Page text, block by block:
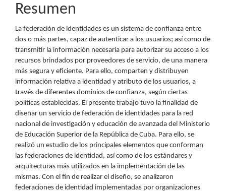
Resumen
La federación de identidades es un sistema de confianza entre
dos o más partes, capaz de autenticar a los usuarios; así como de
transmitir la información necesaria para autorizar su acceso a los
recursos brindados por proveedores de servicio, de una manera
más segura y eficiente. Para ello, comparten y distribuyen
información relativa a identidad y atributo de los usuarios, a
través de diferentes dominios de confianza, según ciertas
políticas establecidas. El presente trabajo tuvo la finalidad de
diseñar un servicio de federación de identidades para la red
nacional de investigación y educación de avanzada del Ministerio
de Educación Superior de la República de Cuba. Para ello, se
realizó un estudio de los principales elementos que conforman
las federaciones de identidad, así como de los estándares y
arquitecturas más utilizados en la implementación de las
mismas. Con el fin de realizar el diseño, se analizaron
federaciones de identidad implementadas por organizaciones